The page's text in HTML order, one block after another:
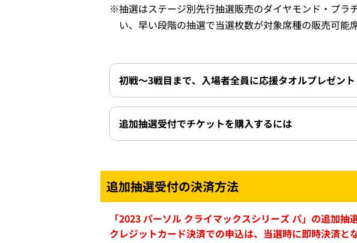
※抽選はステージ別先行抽選販売のダイヤモンド・プ
い、早い段階の抽選で当選枚数が対象席種の販売可能
初戦～3戦目まで、入場者全員に応援タオルプレゼント
追加抽選受付でチケットを購入するには
追加抽選受付の決済方法
「2023 パーソル クライマックスシリーズ パ」の追加
クレジットカード決済での申込は、当選時に即時決済と